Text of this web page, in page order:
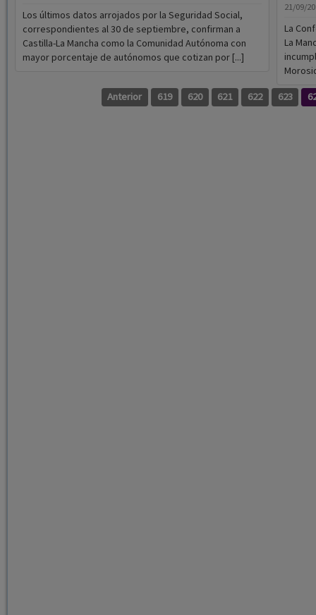
Los últimos datos arrojados por la Seguridad Social,
correspondientes al 30 de septiembre, confirman a
Castilla-La Mancha como la Comunidad Autónoma con
mayor porcentaje de autónomos que cotizan por [...]
21/09/
La
La
Anterior 619 620 621 622 623